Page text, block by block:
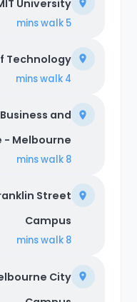
University
5 mins
walk
Technology
4 mins
walk
and
- Melbourne
8 mins
walk
Street
Campus
8 mins
walk
City